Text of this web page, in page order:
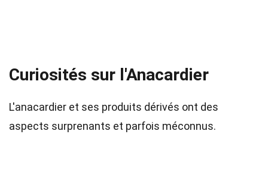
Curiosités sur l'Anacardier
L'anacardier et ses produits dérivés ont des
aspects surprenants et parfois méconnus.